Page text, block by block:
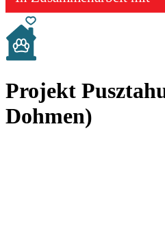
Projekt
Dohmen)